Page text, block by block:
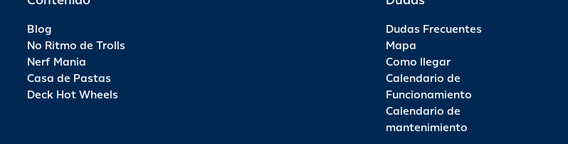
Blog
No Ritmo de Trolls
Nerf Mania
Casa de Pastas
Deck Hot Wheels
Dudas Frecuentes
Mapa
Como llegar
Calendario de
Funcionamiento
Calendario de
mantenimiento